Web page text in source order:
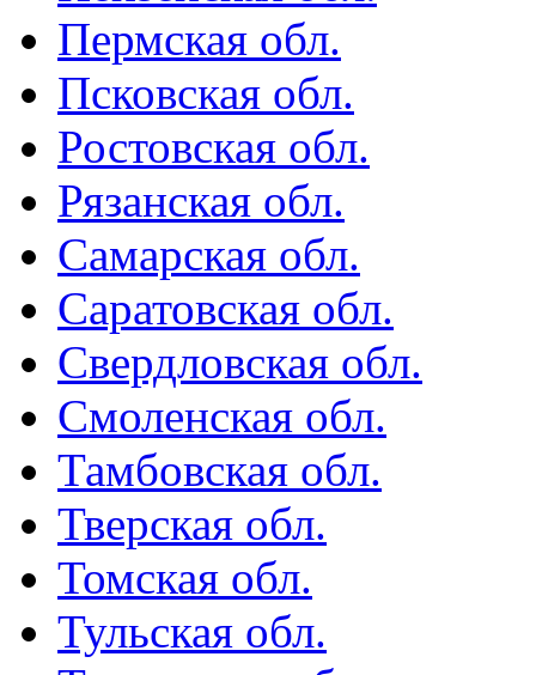
Пермская обл.
Псковская обл.
Ростовская обл.
Рязанская обл.
Самарская обл.
Саратовская обл.
Свердловская обл.
Смоленская обл.
Тамбовская обл.
Тверская обл.
Томская обл.
Тульская обл.